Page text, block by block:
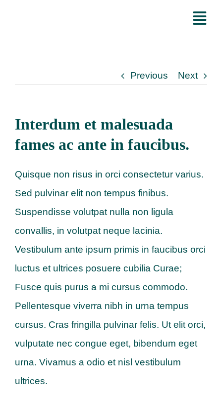
Servicios
Tributo Eterno
Alianzas
Contacto
Previous Next
Interdum et malesuada
fames ac ante in faucibus.
Quisque non risus in orci consectetur varius.
Sed pulvinar elit non tempus finibus.
Suspendisse volutpat nulla non ligula
convallis, in volutpat neque lacinia.
Vestibulum ante ipsum primis in faucibus orci
luctus et ultrices posuere cubilia Curae;
Fusce quis purus a mi cursus commodo.
Pellentesque viverra nibh in urna tempus
cursus. Cras fringilla pulvinar felis. Ut elit orci,
vulputate nec congue eget, bibendum eget
urna. Vivamus a odio et nisl vestibulum
ultrices.